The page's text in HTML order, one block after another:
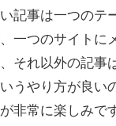
記事は一つのテ
一つのサイトに
それ以外の記事
うやり方が良い
非常に楽しみで